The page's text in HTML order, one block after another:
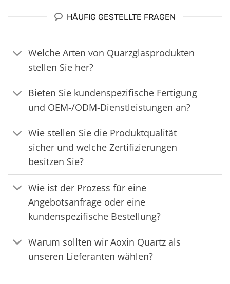
HÄUFIG GESTELLTE FRAGEN
Welche Arten von Quarzglasprodukten
stellen Sie her?
Bieten Sie kundenspezifische Fertigung
und OEM-/ODM-Dienstleistungen an?
Wie stellen Sie die Produktqualität
sicher und welche Zertifizierungen
besitzen Sie?
Wie ist der Prozess für eine
Angebotsanfrage oder eine
kundenspezifische Bestellung?
Warum sollten wir Aoxin Quartz als
unseren Lieferanten wählen?